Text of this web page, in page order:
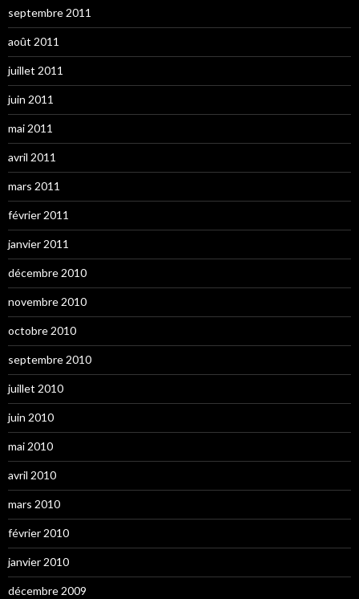
septembre 2011
août 2011
juillet 2011
juin 2011
mai 2011
avril 2011
mars 2011
février 2011
janvier 2011
décembre 2010
novembre 2010
octobre 2010
septembre 2010
juillet 2010
juin 2010
mai 2010
avril 2010
mars 2010
février 2010
janvier 2010
décembre 2009